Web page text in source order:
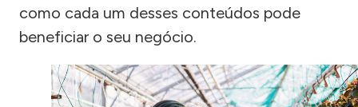
como cada um desses conteúdos pode
beneficiar o seu negócio.